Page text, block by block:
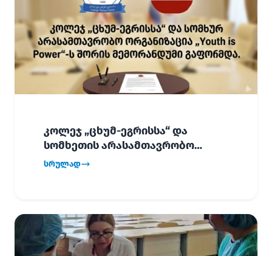
კოლეჯ „ცხუმ-ეგრისსა“ და
სომხეთის არასამთავრობო
ორგანიზაცია „Youth is Power“-ს
სრულად